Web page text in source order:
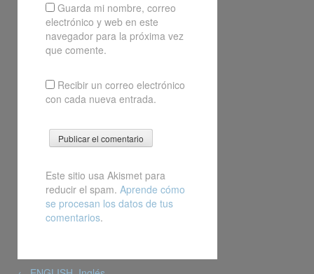
Guarda mi nombre, correo
electrónico y web en este
navegador para la próxima vez
que comente.
Recibir un correo electrónico
con cada nueva entrada.
Este sitio usa Akismet para
reducir el spam. Aprende cómo
se procesan los datos de tus
comentarios.